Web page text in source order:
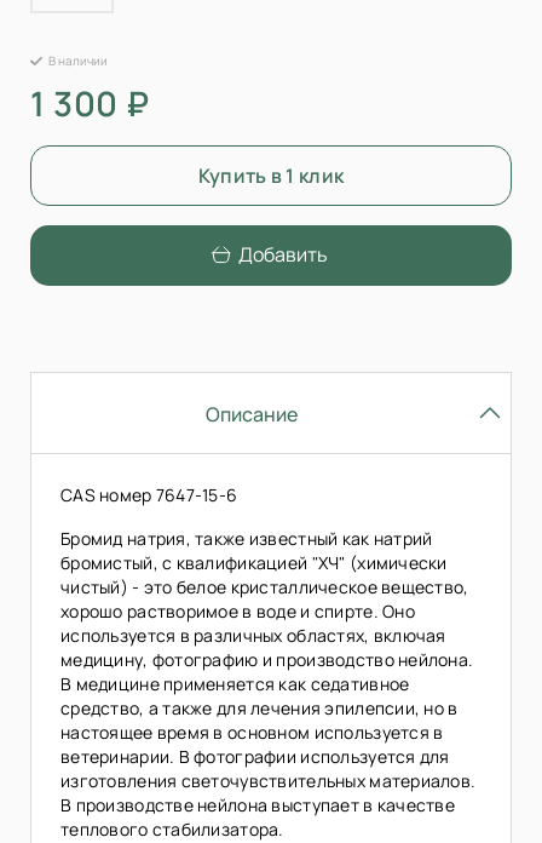
В наличии
1 300 ₽
Купить в 1 клик
Добавить
Описание
CAS номер 7647-15-6
Бромид натрия, также известный как натрий
бромистый, с квалификацией "ХЧ" (химически
чистый) - это белое кристаллическое вещество,
хорошо растворимое в воде и спирте. Оно
используется в различных областях, включая
медицину, фотографию и производство нейлона.
В медицине применяется как седативное
средство, а также для лечения эпилепсии, но в
настоящее время в основном используется в
ветеринарии. В фотографии используется для
изготовления светочувствительных материалов.
В производстве нейлона выступает в качестве
теплового стабилизатора.